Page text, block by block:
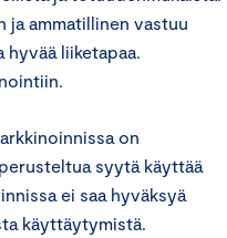
ammatillinen vastuu
hyvää liiketapaa.
on
syytä käyttää
ei saa hyväksyä
käyttäytymistä.